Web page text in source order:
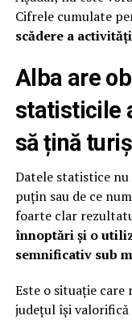
Cifrele cumulate
scădere a
Alba are
statisticile
să țină
Datele statistice
puțin sau de ce
foarte clar
înnoptări și o
semnificativ sub
Este o situație
județul își